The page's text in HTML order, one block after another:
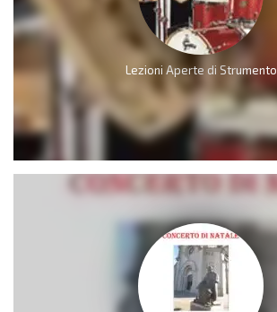
Lezioni Aperte di Strumento